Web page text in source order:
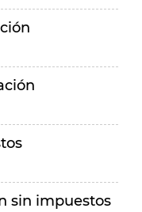
sin impuestos